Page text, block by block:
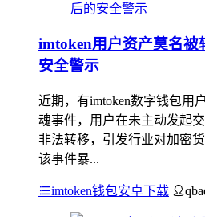
imtoken用户资产莫名被
安全警示
近期，有imtoken数字钱包用
魂事件，用户在未主动发起
非法转移，引发行业对加密
该事件暴...
imtoken钱包安卓下载